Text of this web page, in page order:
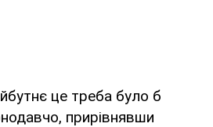
це треба було б
прирівнявши